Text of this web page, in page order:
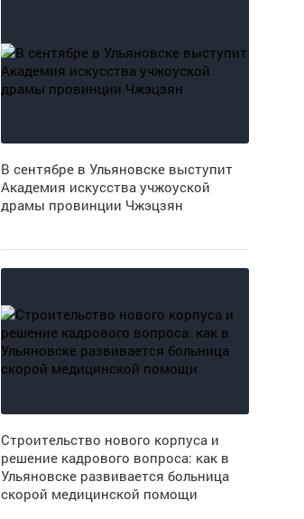
В сентябре в Ульяновске выступит
Академия искусства учжоуской
драмы провинции Чжэцзян
Строительство нового корпуса и
решение кадрового вопроса: как в
Ульяновске развивается больница
скорой медицинской помощи